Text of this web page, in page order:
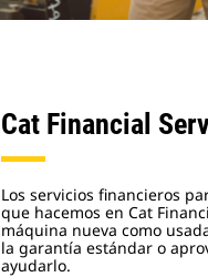
Cat Financial
Los servicios financieros
que hacemos en Cat
máquina nueva como
la garantía estándar o
ayudarlo.